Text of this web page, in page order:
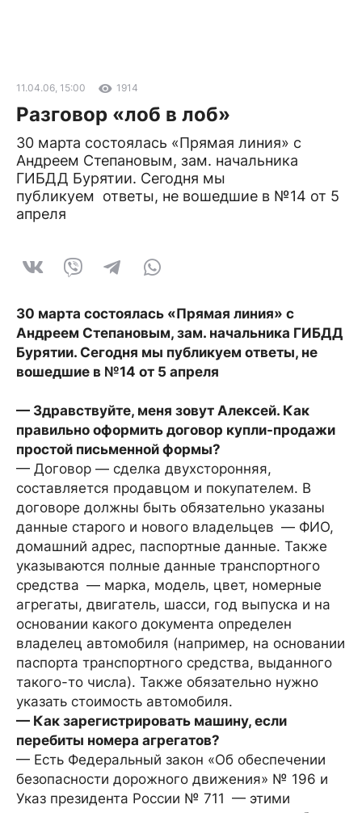
11.04.06, 15:00 1914
Разговор «лоб в лоб»
30 марта состоялась «Прямая линия» с
Андреем Степановым, зам. начальника
ГИБДД Бурятии. Сегодня мы
публикуем ответы, не вошедшие в №14 от 5
апреля
30 марта состоялась «Прямая линия» с
Андреем Степановым, зам. начальника ГИБДД
Бурятии. Сегодня мы публикуем ответы, не
вошедшие в №14 от 5 апреля
— Здравствуйте, меня зовут Алексей. Как
правильно оформить договор купли-продажи
простой письменной формы?
— Договор — сделка двухсторонняя,
составляется продавцом и покупателем. В
договоре должны быть обязательно указаны
данные старого и нового владельцев — ФИО,
домашний адрес, паспортные данные. Также
указываются полные данные транспортного
средства — марка, модель, цвет, номерные
агрегаты, двигатель, шасси, год выпуска и на
основании какого документа определен
владелец автомобиля (например, на основании
паспорта транспортного средства, выданного
такого-то числа). Также обязательно нужно
указать стоимость автомобиля.
— Как зарегистрировать машину, если
перебиты номера агрегатов?
— Есть Федеральный закон «Об обеспечении
безопасности дорожного движения» № 196 и
Указ президента России № 711 — этими